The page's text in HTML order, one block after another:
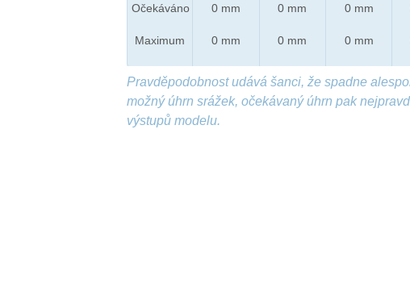
Očekáváno
Maximum
0 mm
0 mm
0 mm
0 mm
0 mm
0 mm
Pravděpodobnost udává šanci, že spadne
možný úhrn srážek, očekávaný úhrn pak
výstupů modelu.